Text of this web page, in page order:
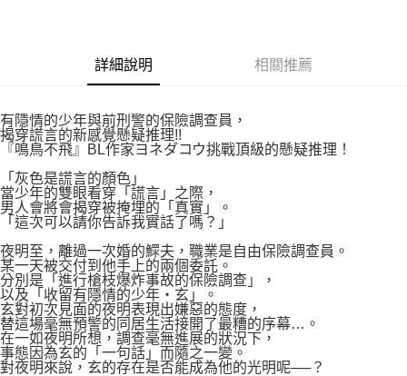
客戶支援中心」https://netprotections.freshdesk.com/support/home
１．透過由恩沛科技股份有限公司提供之「AFTEE先享後付」服務完成之交
易，需依本服務之必要範圍內提供個人資料，並將交易相關給付款項請求債
權轉讓予恩沛科技股份有限公司。
https://aftee.tw/terms/#terms3
３．未成年的使用者請事先徵得法定代理人或監護人之同意方可使用
「AFTEE先享後付」，若未經同意申辦者引起之損失，本公司不負相關責
任。
４．使用「AFTEE先享後付」時，將依據個別帳號之用戶狀況，依本公司即
時審查核予不同之上限額度；若仍有額度不足之情形，本公司將視審查結果
請求用戶進行身份認證。
５．嚴禁一人註冊多個帳號或使用他人資訊註冊。若發現惡意使用之情形，
恩沛科技股份有限公司將有權停止該用戶之使用額度並採取法律行動。
每筆NT$80，滿NT$500(含以上)免運費
每筆NT$80，滿NT$500(含以上)免運費
付款後7-11取貨
每筆NT$80，滿NT$500(含以上)免運費
宅配
每筆NT$100，滿NT$800(含以上)免運費
國家/地區配送
詳細說明 相關推薦
有隱情的少年與前刑警的保險調查員，
揭穿謊言的新感覺懸疑推理!!
『鳴鳥不飛』BL作家ヨネダコウ挑戰頂級的懸疑推理！
「灰色是謊言的顏色」
當少年的雙眼看穿「謊言」之際，
男人會將會揭穿被掩埋的「真實」。
「這次可以請你告訴我實話了嗎？」
夜明至，離過一次婚的鰥夫，職業是自由保險調查員。
某一天被交付到他手上的兩個委託。
分別是「進行槍枝爆炸事故的保險調查」，
以及「收留有隱情的少年‧玄」。
玄對初次見面的夜明表現出嫌惡的態度，
替這場毫無預警的同居生活接開了最糟的序幕…。
在一如夜明所想，調查毫無進展的狀況下，
事態因為玄的「一句話」而隨之一變。
對夜明來說，玄的存在是否能成為他的光明呢──？